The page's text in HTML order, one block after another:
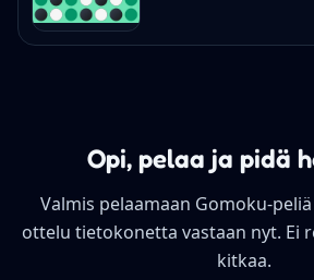
Opi, pelaa ja pidä
Valmis pelaamaan Gomoku-
ottelu tietokonetta vastaan nyt. Ei
kitkaa.